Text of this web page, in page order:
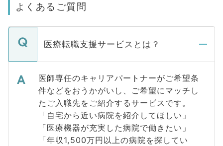
よくあるご質問
医療転職支援サービスとは？
医師専任のキャリアパートナーがご希望条
件などをおうかがいし、ご希望にマッチし
たご入職先をご紹介するサービスです。
「自宅から近い病院を紹介してほしい」
「医療機器が充実した病院で働きたい」
「年収1,500万円以上の病院を探してい